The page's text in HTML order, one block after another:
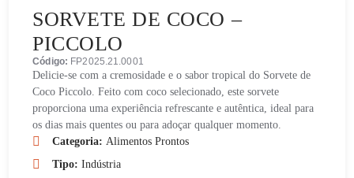
SORVETE DE COCO –
PICCOLO
Código: FP2025.21.0001
Delicie-se com a cremosidade e o sabor tropical do Sorvete de
Coco Piccolo. Feito com coco selecionado, este sorvete
proporciona uma experiência refrescante e autêntica, ideal para
os dias mais quentes ou para adoçar qualquer momento.
Categoria:Alimentos Prontos
Tipo:Indústria